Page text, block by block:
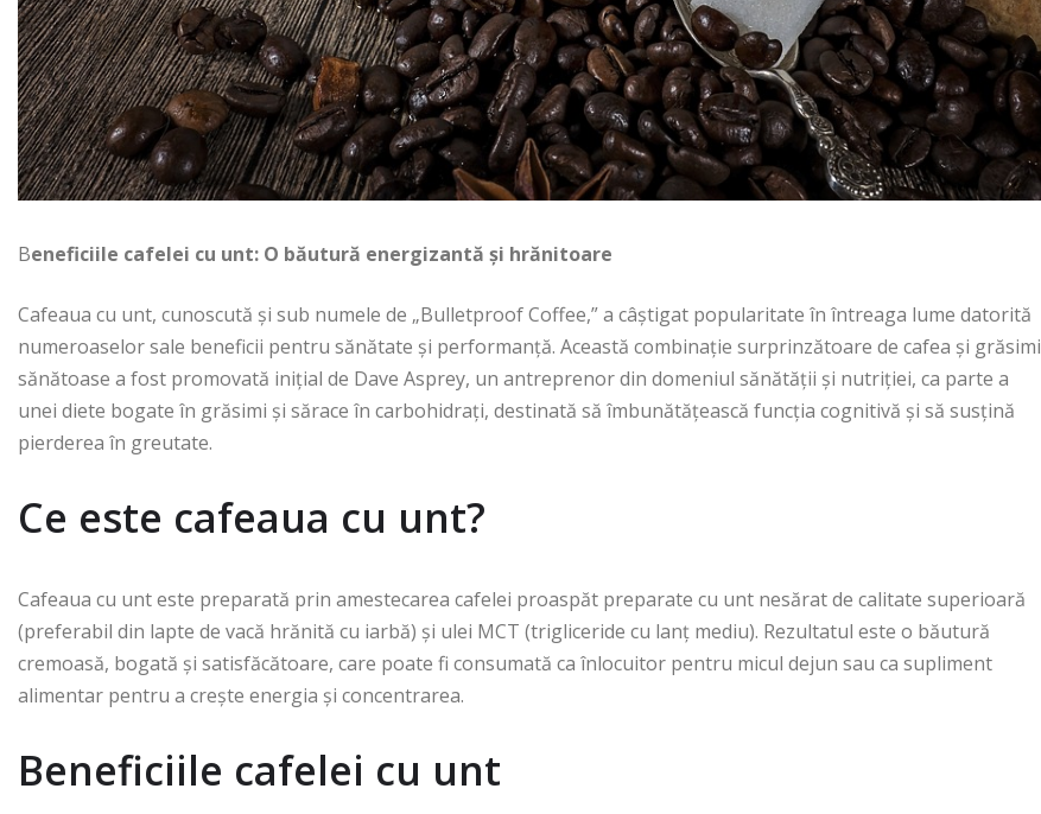
Beneficiile cafelei cu unt: O băutură energizantă și hrănitoare
Cafeaua cu unt, cunoscută și sub numele de „Bulletproof Coffee,” a câștigat popularitate în întreaga lume datorită
numeroaselor sale beneficii pentru sănătate și performanță. Această combinație surprinzătoare de cafea și grăsimi
sănătoase a fost promovată inițial de Dave Asprey, un antreprenor din domeniul sănătății și nutriției, ca parte a
unei diete bogate în grăsimi și sărace în carbohidrați, destinată să îmbunătățească funcția cognitivă și să susțină
pierderea în greutate.
Ce este cafeaua cu unt?
Cafeaua cu unt este preparată prin amestecarea cafelei proaspăt preparate cu unt nesărat de calitate superioară
(preferabil din lapte de vacă hrănită cu iarbă) și ulei MCT (trigliceride cu lanț mediu). Rezultatul este o băutură
cremoasă, bogată și satisfăcătoare, care poate fi consumată ca înlocuitor pentru micul dejun sau ca supliment
alimentar pentru a crește energia și concentrarea.
Beneficiile cafelei cu unt